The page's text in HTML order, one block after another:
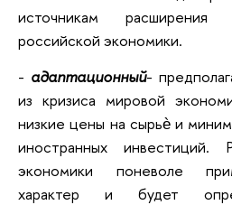
источникам расширения
российской экономики.
- адаптационный-
из кризиса мировой
низкие цены на сырьѐ и
иностранных инвестиций.
экономики поневоле
характер и будет